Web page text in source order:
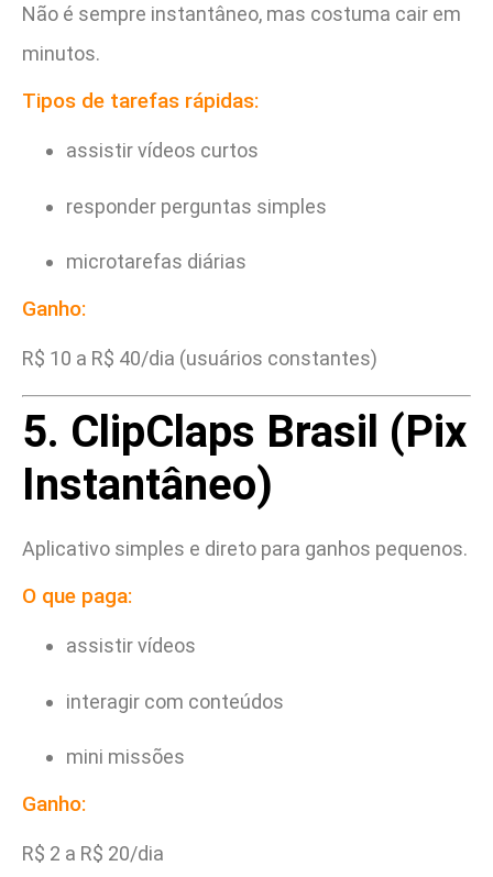
Não é sempre instantâneo, mas costuma cair em
minutos.
Tipos de tarefas rápidas:
assistir vídeos curtos
responder perguntas simples
microtarefas diárias
Ganho:
R$ 10 a R$ 40/dia (usuários constantes)
5. ClipClaps Brasil (Pix
Instantâneo)
Aplicativo simples e direto para ganhos pequenos.
O que paga:
assistir vídeos
interagir com conteúdos
mini missões
Ganho:
R$ 2 a R$ 20/dia